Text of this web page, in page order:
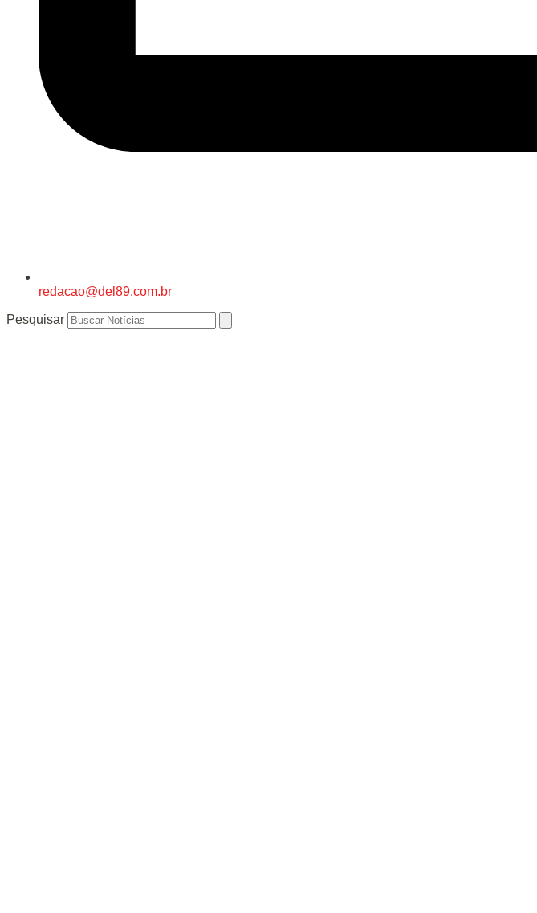
redacao@del89.com.br
Pesquisar